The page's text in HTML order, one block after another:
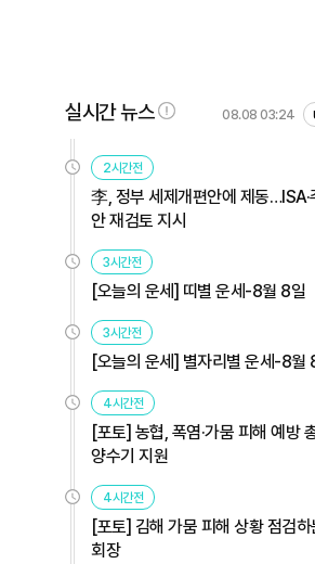
실시간 뉴스 08.08 03:24
2시간전
李, 정부 세제개편안에 제동…ISA·
안 재검토 지시
3시간전
[오늘의 운세] 띠별 운세-8월 8일
3시간전
[오늘의 운세] 별자리별 운세-8월
4시간전
[포토] 농협, 폭염·가뭄 피해 예방
양수기 지원
4시간전
[포토] 김해 가뭄 피해 상황 점검
회장